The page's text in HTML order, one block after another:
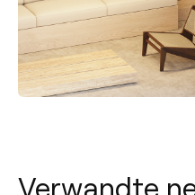
Verwandte